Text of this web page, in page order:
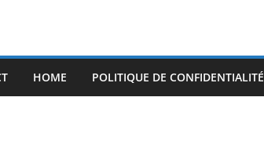
HOME POLITIQUE DE CONFIDENTIALITÉ